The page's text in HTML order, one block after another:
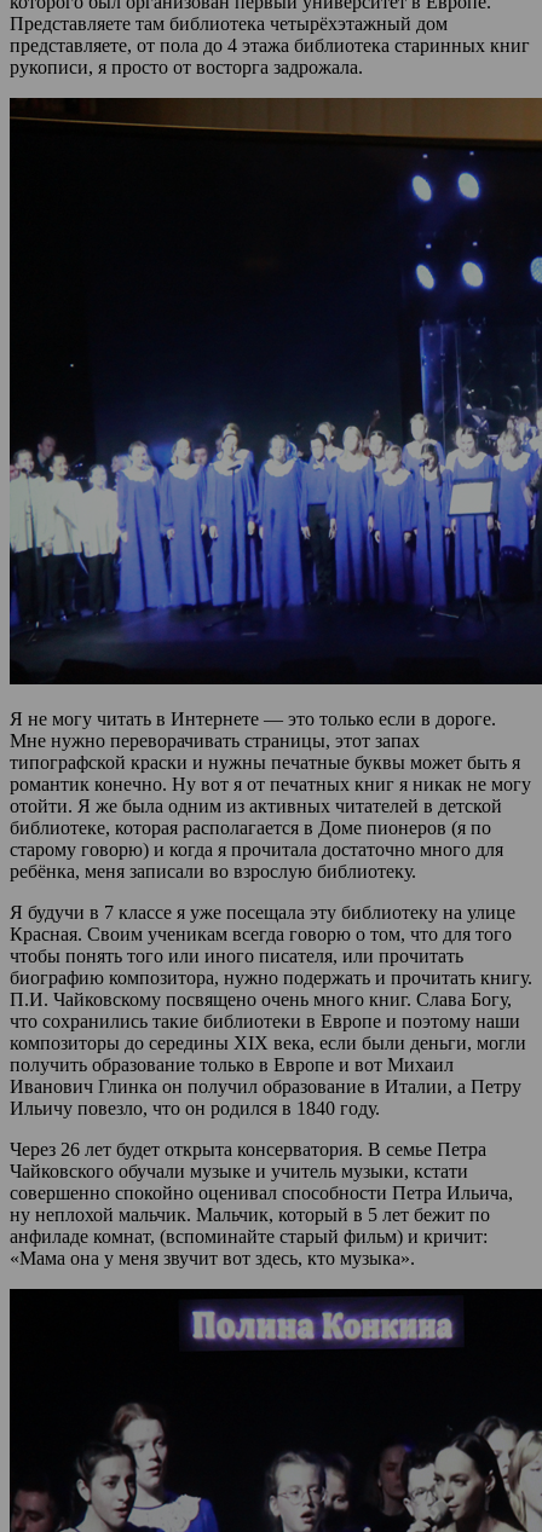
Представляете там библиотека четырёхэтажный дом
представляете, от пола до 4 этажа библиотека старинных книг
рукописи, я просто от восторга задрожала.
Я не могу читать в Интернете — это только если в дороге.
Мне нужно переворачивать страницы, этот запах
типографской краски и нужны печатные буквы может быть я
романтик конечно. Ну вот я от печатных книг я никак не могу
отойти. Я же была одним из активных читателей в детской
библиотеке, которая располагается в Доме пионеров (я по
старому говорю) и когда я прочитала достаточно много для
ребёнка, меня записали во взрослую библиотеку.
Я будучи в 7 классе я уже посещала эту библиотеку на улице
Красная. Своим ученикам всегда говорю о том, что для того
чтобы понять того или иного писателя, или прочитать
биографию композитора, нужно подержать и прочитать книгу.
П.И. Чайковскому посвящено очень много книг. Слава Богу,
что сохранились такие библиотеки в Европе и поэтому наши
композиторы до середины XIX века, если были деньги, могли
получить образование только в Европе и вот Михаил
Иванович Глинка он получил образование в Италии, а Петру
Ильичу повезло, что он родился в 1840 году.
Через 26 лет будет открыта консерватория. В семье Петра
Чайковского обучали музыке и учитель музыки, кстати
совершенно спокойно оценивал способности Петра Ильича,
ну неплохой мальчик. Мальчик, который в 5 лет бежит по
анфиладе комнат, (вспоминайте старый фильм) и кричит:
«Мама она у меня звучит вот здесь, кто музыка».